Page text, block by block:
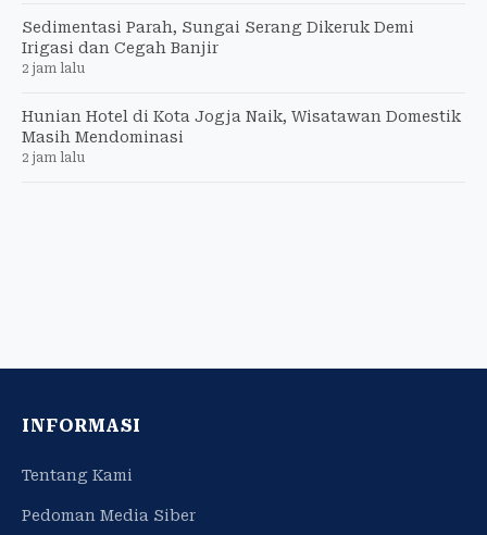
Sedimentasi Parah, Sungai Serang Dikeruk Demi
Irigasi dan Cegah Banjir
2 jam lalu
Hunian Hotel di Kota Jogja Naik, Wisatawan Domestik
Masih Mendominasi
2 jam lalu
INFORMASI
Tentang Kami
Pedoman Media Siber